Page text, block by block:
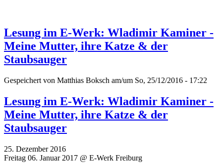
Lesung im E-Werk: Wladimir Kaminer -
Meine Mutter, ihre Katze & der
Staubsauger
Gespeichert von Matthias Boksch am/um So, 25/12/2016 - 17:22
Lesung im E-Werk: Wladimir Kaminer -
Meine Mutter, ihre Katze & der
Staubsauger
25. Dezember 2016
Freitag 06. Januar 2017 @ E-Werk Freiburg